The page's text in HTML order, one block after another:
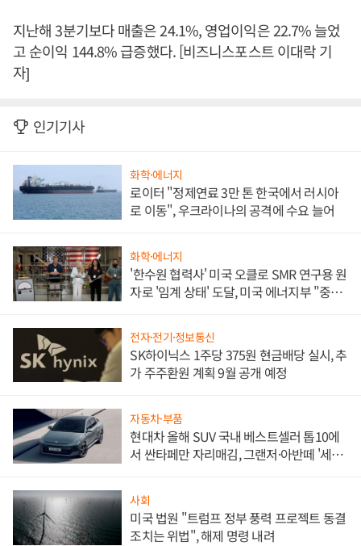
지난해 3분기보다 매출은 24.1%, 영업이익은 22.7% 늘었
고 순이익 144.8% 급증했다. [비즈니스포스트 이대락 기
자]
인기기사
화학·에너지
로이터 "정제연료 3만 톤 한국에서 러시아
로 이동", 우크라이나의 공격에 수요 늘어
화학·에너지
'한수원 협력사' 미국 오클로 SMR 연구용 원
자로 '임계 상태' 도달, 미국 에너지부 "중요
전자·전기·정보통신
SK하이닉스 1주당 375원 현금배당 실시, 추
가 주주환원 계획 9월 공개 예정
자동차·부품
현대차 올해 SUV 국내 베스트셀러 톱10에
서 싼타페만 자리매김, 그랜저·아반떼 '세단
사회
미국 법원 "트럼프 정부 풍력 프로젝트 동결
조치는 위법", 해제 명령 내려